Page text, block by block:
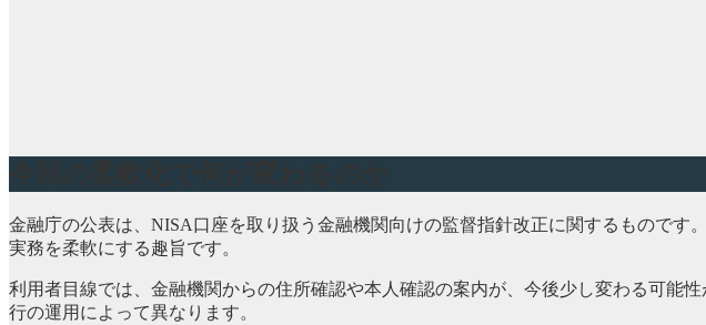
金融庁の公表は、NISA口座を取り扱う金融機関向けの監督指針改正に関するもので
実務を柔軟にする趣旨です。
利用者目線では、金融機関からの住所確認や本人確認の案内が、今後少し変わる可能
行の運用によって異なります。